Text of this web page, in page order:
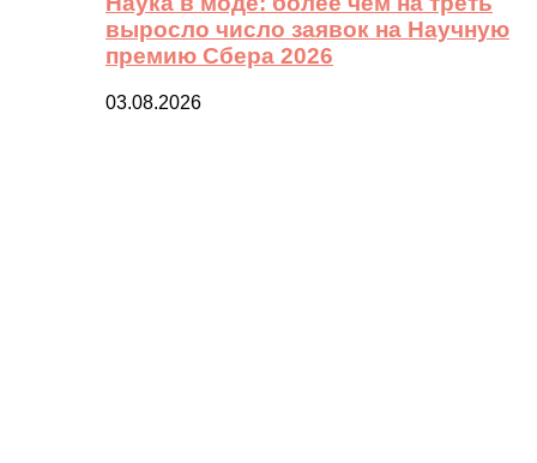
выросло число заявок на Научную
премию Сбера 2026
03.08.2026